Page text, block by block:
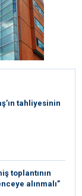
tahliyesinin
toplantının
alınmalı”